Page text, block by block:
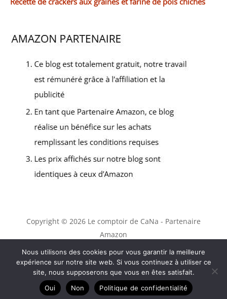
Copyright © 2026 Le comptoir de CaNa - Partenaire
Amazon
Contact
Mentions légales
Politique de confidentialité
Nous utilisons des cookies pour vous garantir la meilleure
expérience sur notre site web. Si vous continuez à utiliser ce
site, nous supposerons que vous en êtes satisfait.
Oui
Non Politique de confidentialité